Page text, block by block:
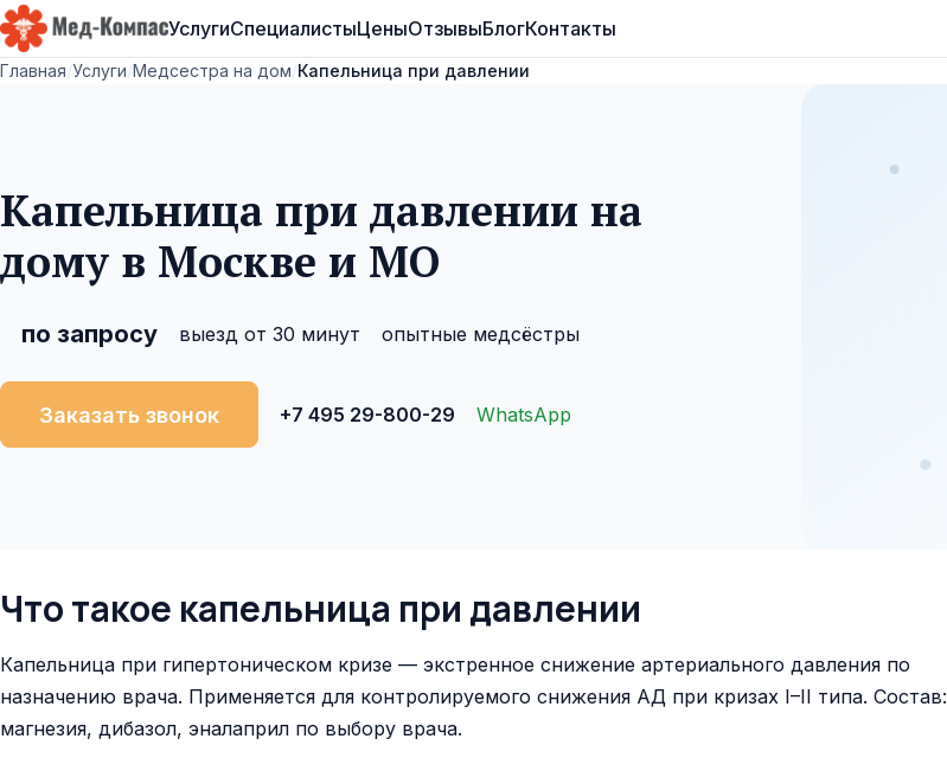
Мед-Компас
УслугиСпециалистыЦеныОтзывыБлогКонтакты
Главная/Услуги/Медсестра на дом/Капельница при давлении
Капельница при давлении на
дому в Москве и МО
по запросу выезд от 30 минут опытные медсёстры
Заказать звонок +7 495 29-800-29 WhatsApp
Что такое капельница при давлении
Капельница при гипертоническом кризе — экстренное снижение артериального давления по
назначению врача. Применяется для контролируемого снижения АД при кризах I–II типа. Состав:
магнезия, дибазол, эналаприл по выбору врача.